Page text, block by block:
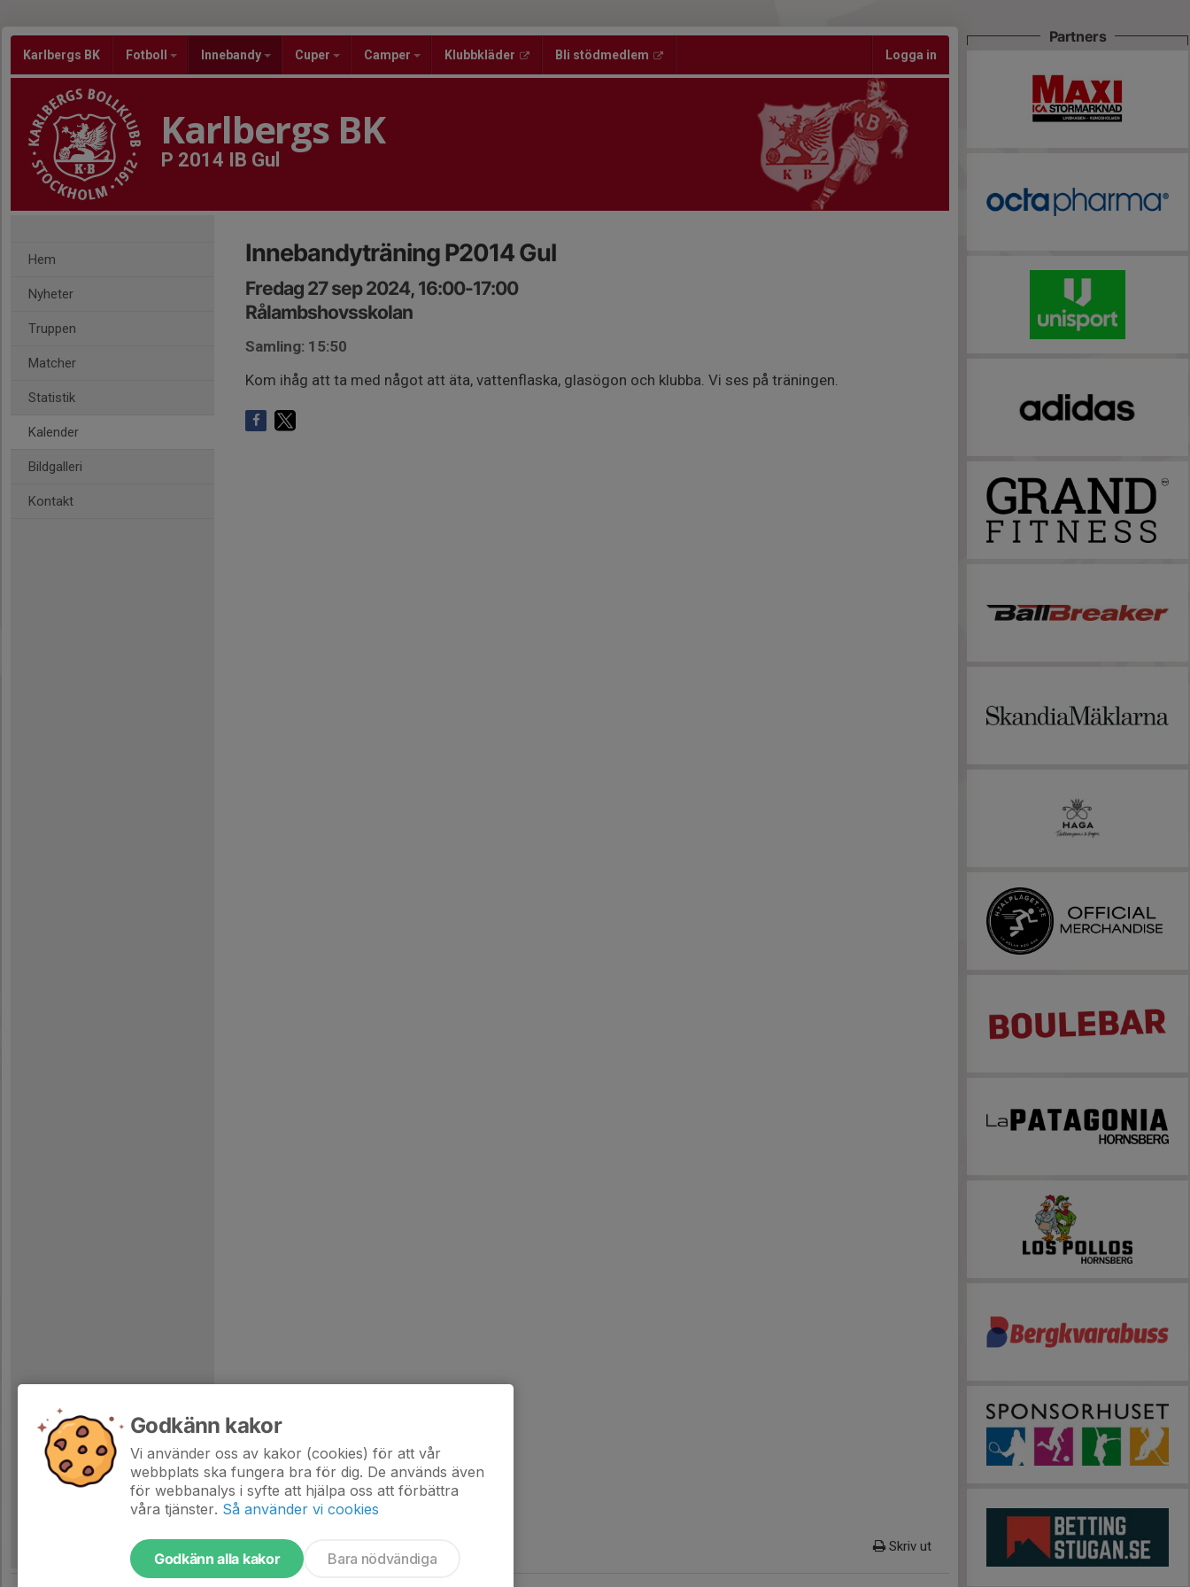
Karlbergs BK Fotboll Innebandy Cuper Camper Klubbkläder Bli stödmedlem Logga in
Karlbergs BK
P 2014 IB Gul
Hem
Nyheter
Truppen
Matcher
Statistik
Kalender
Bildgalleri
Kontakt
Innebandyträning P2014 Gul
Fredag 27 sep 2024, 16:00-17:00
Rålambshovsskolan
Samling: 15:50
Kom ihåg att ta med något att äta, vattenflaska, glasögon och klubba. Vi ses på träningen.
Skriv ut
Partners
Godkänn kakor
Vi använder oss av kakor (cookies) för att vår
webbplats ska fungera bra för dig. De används även
för webbanalys i syfte att hjälpa oss att förbättra
våra tjänster. Så använder vi cookies
Godkänn alla kakor Bara nödvändiga